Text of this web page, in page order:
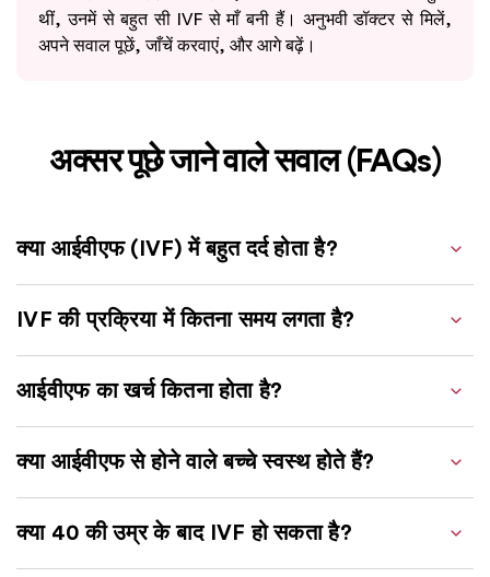
थीं, उनमें से बहुत सी IVF से माँ बनी हैं। अनुभवी डॉक्टर से मिलें,
अपने सवाल पूछें, जाँचें करवाएं, और आगे बढ़ें।
अक्सर पूछे जाने वाले सवाल (FAQs)
क्या आईवीएफ (IVF) में बहुत दर्द होता है?
IVF की प्रक्रिया में कितना समय लगता है?
आईवीएफ का खर्च कितना होता है?
क्या आईवीएफ से होने वाले बच्चे स्वस्थ होते हैं?
क्या 40 की उम्र के बाद IVF हो सकता है?